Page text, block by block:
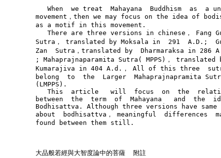
When  we treat  Mahayana  Buddhism  as  a
movement，then we may focus on the idea of
        as a motif in this movement.
There are three versions in chinese， Fang
Sutra， translated by Moksala in  291  A.D.;
Zan  Sutra，translated by  Dharmaraksa in 286
; Mahaprajnaparamita Sutra( MPPS)， translated
Kumarajiva in 404 A.d.， All of this three
belong  to  the  Larger  Mahaprajnapramita
        (LMPPS).
This  article   will  focus  on  the
between  the  term  of  Mahayana   and  the
Bodhisattva. Although three versions have same
about  bodhisattva， meaningful  differences
        found between them still.
        大品般若經與大智度論中的菩薩  附註